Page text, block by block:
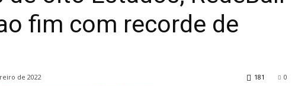
fim com recorde de
de 2022 0
181